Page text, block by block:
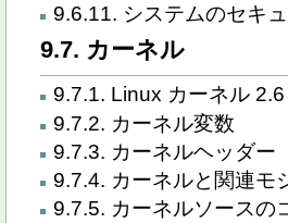
9.6.11. システムのセキ
9.7. カーネル
9.7.1. Linux カーネル 2.6
9.7.2. カーネル変数
9.7.3. カーネルヘッダー
9.7.4. カーネルと関連モ
9.7.5. カーネルソースの